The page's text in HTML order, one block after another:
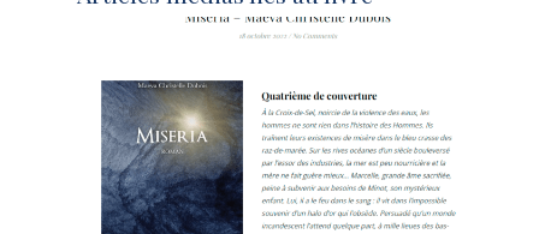
à
CHF 28.50